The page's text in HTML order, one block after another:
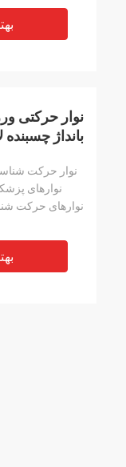
نوار حرکتی
بانداژ
نوار حرکت
نوارهای